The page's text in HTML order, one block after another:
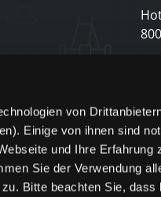
von
Einige von ihnen sind
und Ihre Erfahrung
Sie der Verwendung
Bitte beachten Sie, dass
800